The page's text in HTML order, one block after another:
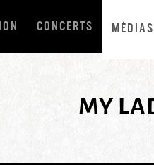
CONCERTS MÉDIAS
MY